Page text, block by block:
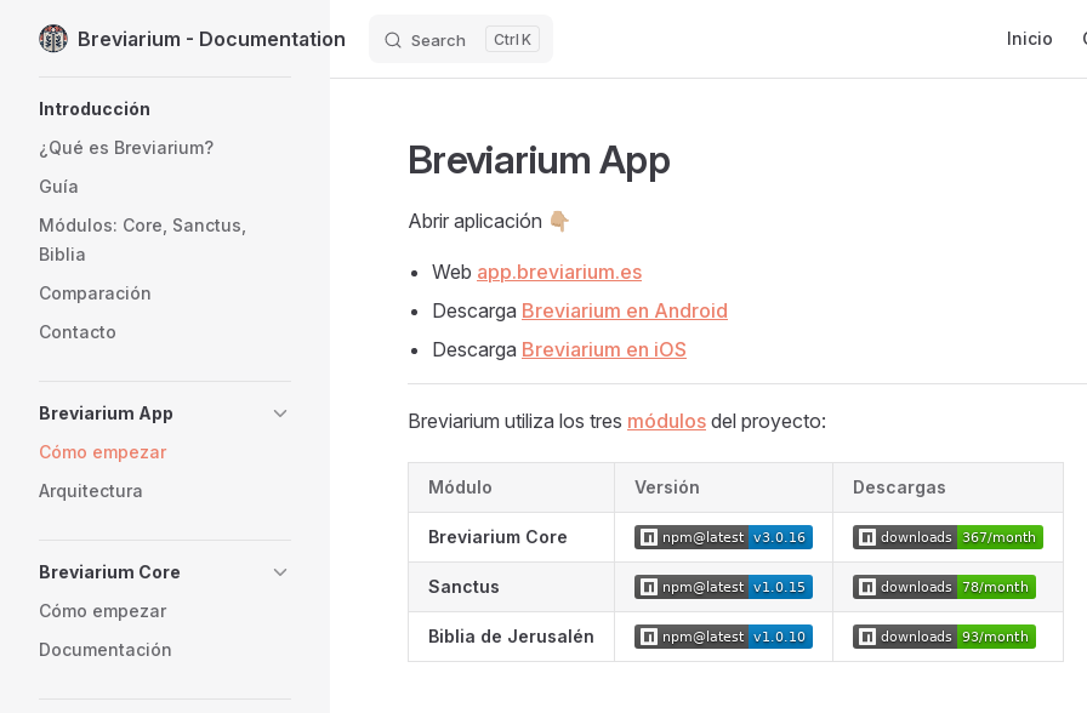
Skip to content
Breviarium - Documentation Search K Inicio
Introducción
¿Qué es Breviarium?
Guía
Módulos: Core, Sanctus,
Biblia
Comparación
Contacto
Breviarium App
Cómo empezar
Arquitectura
Breviarium Core
Cómo empezar
Documentación
Breviarium App
Abrir aplicación 👇🏼
Web app.breviarium.es
Descarga Breviarium en Android
Descarga Breviarium en iOS
Breviarium utiliza los tres módulos del proyecto:
Módulo Versión Descargas
Breviarium Core
Sanctus
Biblia de Jerusalén